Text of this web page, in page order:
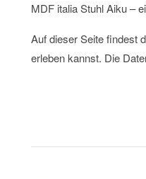
MDF italia Stuhl Aiku –
Auf dieser Seite findest
erleben kannst. Die